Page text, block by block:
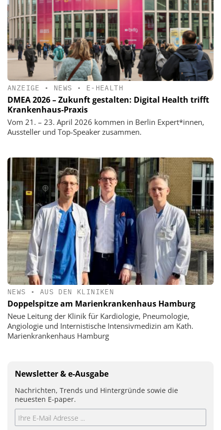
ANZEIGE • NEWS • E-HEALTH
DMEA 2026 – Zukunft gestalten: Digital Health trifft
Krankenhaus-Praxis
Vom 21. – 23. April 2026 kommen in Berlin Expert*innen,
Aussteller und Top-Speaker zusammen.
NEWS • AUS DEN KLINIKEN
Doppelspitze am Marienkrankenhaus Hamburg
Neue Leitung der Klinik für Kardiologie, Pneumologie,
Angiologie und Internistische Intensivmedizin am Kath.
Marienkrankenhaus Hamburg
Newsletter & e-Ausgabe
Nachrichten, Trends und Hintergründe sowie die
neuesten E-paper.